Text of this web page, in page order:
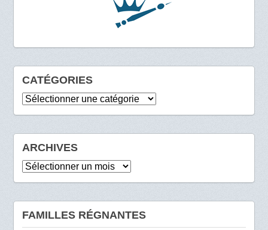
CATÉGORIES
Catégories
ARCHIVES
Archives
FAMILLES RÉGNANTES